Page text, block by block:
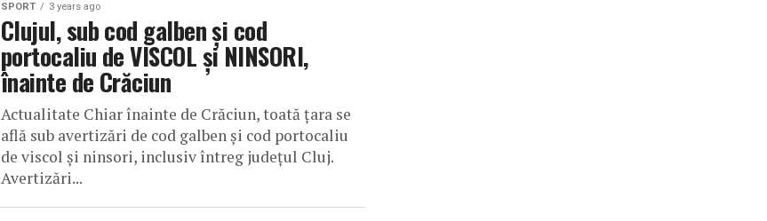
SPORT 3 years ago
Clujul, sub cod galben și cod
portocaliu de VISCOL și NINSORI,
înainte de Crăciun
Actualitate Chiar înainte de Crăciun, toată țara se
află sub avertizări de cod galben și cod portocaliu
de viscol și ninsori, inclusiv întreg județul Cluj.
Avertizări...